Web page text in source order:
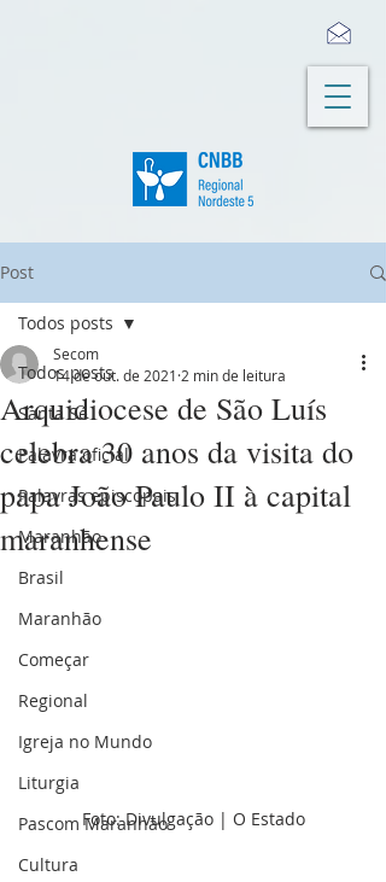
Post
Todos posts
Santa Sé
Palavra oficial
Palavras episcopais
Maranhão
Brasil
Maranhão
Começar
Regional
Igreja no Mundo
Liturgia
Pascom Maranhão
Cultura
Todos posts
Arquidiocese de São Luís
celebra 30 anos da visita do
papa João Paulo II à capital
maranhense
Secom
14 de out. de 2021 2 min de leitura
Foto: Divulgação | O Estado